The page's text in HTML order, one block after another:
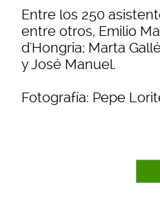
Entre los 250
entre otros, Emilio
d'Hongria; Marta
y José Manuel.
Fotografía: Pepe